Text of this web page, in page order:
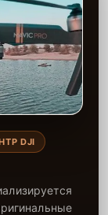
DJI